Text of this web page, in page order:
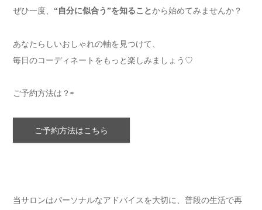
ぜひ一度、
“自分に似合う”を知ることから始めてみませんか？
あなたらしいおしゃれの軸を見つけて、
毎日のコーディネートをもっと楽しみましょう♡
ご予約方法は？⇨
ご予約方法はこちら
当サロンはパーソナルなアドバイスを大切に、普段の生活で再